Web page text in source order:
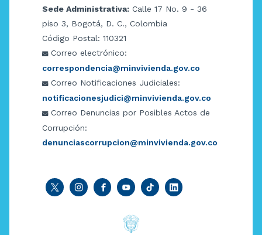
Sede Administrativa: Calle 17 No. 9 - 36
piso 3, Bogotá, D. C., Colombia
Código Postal: 110321
Correo electrónico:
correspondencia@minvivienda.gov.co
Correo Notificaciones Judiciales:
notificacionesjudici@minvivienda.gov.co
Correo Denuncias por Posibles Actos de
Corrupción:
denunciascorrupcion@minvivienda.gov.co